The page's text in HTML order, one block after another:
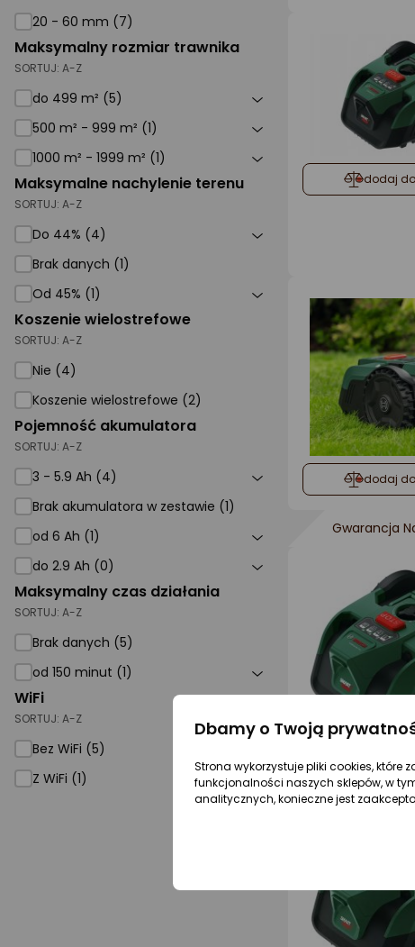
20 - 60 mm (7)
Maksymalny rozmiar trawnika
SORTUJ: A-Z
do 499 m² (5)
500 m² - 999 m² (1)
1000 m² - 1999 m² (1)
Maksymalne nachylenie terenu
SORTUJ: A-Z
Do 44% (4)
Brak danych (1)
Od 45% (1)
Koszenie wielostrefowe
SORTUJ: A-Z
Nie (4)
Koszenie wielostrefowe (2)
Pojemność akumulatora
SORTUJ: A-Z
3 - 5.9 Ah (4)
Brak akumulatora w zestawie (1)
od 6 Ah (1)
do 2.9 Ah (0)
Maksymalny czas działania
SORTUJ: A-Z
Brak danych (5)
od 150 minut (1)
WiFi
SORTUJ: A-Z
Bez WiFi (5)
Z WiFi (1)
dodaj
dodaj
Gwarancja
Dbamy o Twoją
Strona wykorzystuje pliki cookies, które
funkcjonalności naszych sklepów, w
analitycznych, konieczne jest